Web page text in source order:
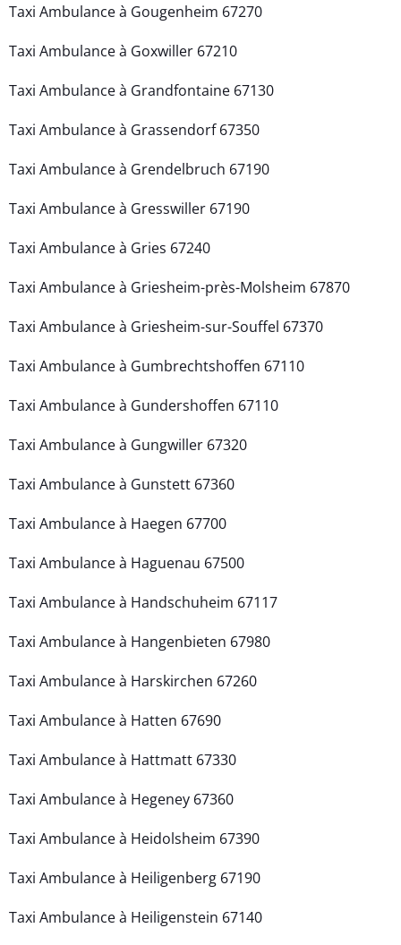
Taxi Ambulance à Gougenheim 67270
Taxi Ambulance à Goxwiller 67210
Taxi Ambulance à Grandfontaine 67130
Taxi Ambulance à Grassendorf 67350
Taxi Ambulance à Grendelbruch 67190
Taxi Ambulance à Gresswiller 67190
Taxi Ambulance à Gries 67240
Taxi Ambulance à Griesheim-près-Molsheim 67870
Taxi Ambulance à Griesheim-sur-Souffel 67370
Taxi Ambulance à Gumbrechtshoffen 67110
Taxi Ambulance à Gundershoffen 67110
Taxi Ambulance à Gungwiller 67320
Taxi Ambulance à Gunstett 67360
Taxi Ambulance à Haegen 67700
Taxi Ambulance à Haguenau 67500
Taxi Ambulance à Handschuheim 67117
Taxi Ambulance à Hangenbieten 67980
Taxi Ambulance à Harskirchen 67260
Taxi Ambulance à Hatten 67690
Taxi Ambulance à Hattmatt 67330
Taxi Ambulance à Hegeney 67360
Taxi Ambulance à Heidolsheim 67390
Taxi Ambulance à Heiligenberg 67190
Taxi Ambulance à Heiligenstein 67140